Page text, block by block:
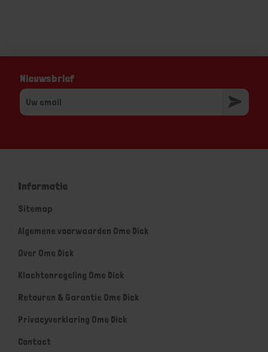
Nieuwsbrief
Informatie
Sitemap
Algemene voorwaarden Ome Dick
Over Ome Dick
Klachtenregeling Ome Dick
Retouren & Garantie Ome Dick
Privacyverklaring Ome Dick
Contact